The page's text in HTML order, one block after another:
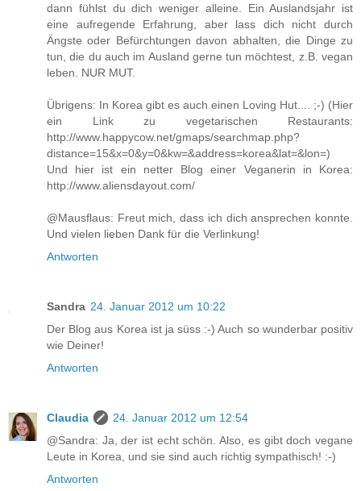
dann fühlst du dich weniger alleine. Ein Auslandsjahr ist
eine aufregende Erfahrung, aber lass dich nicht durch
Ängste oder Befürchtungen davon abhalten, die Dinge zu
tun, die du auch im Ausland gerne tun möchtest, z.B. vegan
leben. NUR MUT.
Übrigens: In Korea gibt es auch einen Loving Hut.... ;-) (Hier
ein Link zu vegetarischen Restaurants:
http://www.happycow.net/gmaps/searchmap.php?
distance=15&x=0&y=0&kw=&address=korea&lat=&lon=)
Und hier ist ein netter Blog einer Veganerin in Korea:
http://www.aliensdayout.com/
@Mausflaus: Freut mich, dass ich dich ansprechen konnte.
Und vielen lieben Dank für die Verlinkung!
Antworten
Sandra 24. Januar 2012 um 10:22
Der Blog aus Korea ist ja süss :-) Auch so wunderbar positiv
wie Deiner!
Antworten
Claudia
24. Januar 2012 um 12:54
@Sandra: Ja, der ist echt schön. Also, es gibt doch vegane
Leute in Korea, und sie sind auch richtig sympathisch! :-)
Antworten